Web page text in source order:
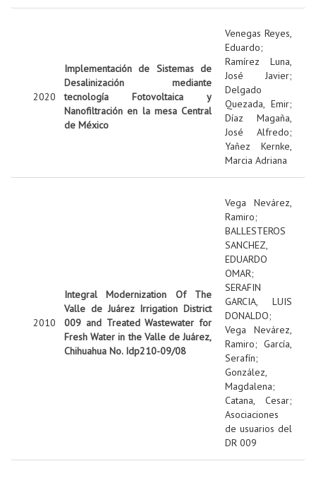
2020
Implementación de Sistemas de
Desalinización mediante
tecnología Fotovoltaica y
Nanofiltración en la mesa Central
de México
Venegas Reyes,
Eduardo;
Ramírez Luna,
José Javier;
Delgado
Quezada, Emir;
Díaz Magaña,
José Alfredo;
Yañez Kernke,
Marcia Adriana
2010
Integral Modernization Of The
Valle de Juárez Irrigation District
009 and Treated Wastewater for
Fresh Water in the Valle de Juárez,
Chihuahua No. Idp210-09/08
Vega Nevárez,
Ramiro;
BALLESTEROS
SANCHEZ,
EDUARDO
OMAR;
SERAFIN
GARCIA, LUIS
DONALDO;
Vega Nevárez,
Ramiro; García,
Serafín;
González,
Magdalena;
Catana, Cesar;
Asociaciones
de usuarios del
DR 009